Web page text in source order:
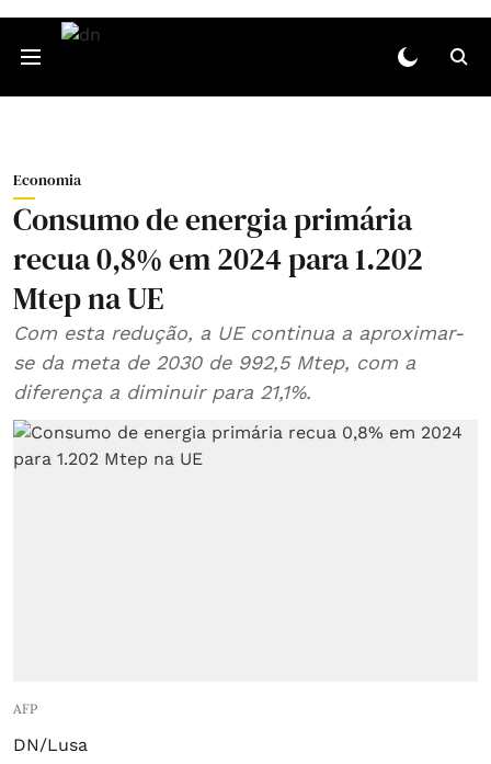
Economia
Consumo de energia primária
recua 0,8% em 2024 para 1.202
Mtep na UE
Com esta redução, a UE continua a aproximar-
se da meta de 2030 de 992,5 Mtep, com a
diferença a diminuir para 21,1%.
AFP
DN/Lusa